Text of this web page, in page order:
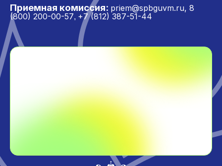
Приемная комиссия: priem@spbguvm.ru, 8
(800) 200-00-57, +7 (812) 387-51-44